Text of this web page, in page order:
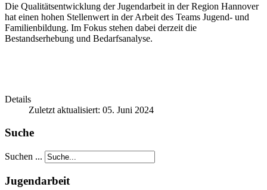
Die Qualitätsentwicklung der Jugendarbeit in der Region Hannover
hat einen hohen Stellenwert in der Arbeit des Teams Jugend- und
Familienbildung. Im Fokus stehen dabei derzeit die
Bestandserhebung und Bedarfsanalyse.
Details
Zuletzt aktualisiert: 05. Juni 2024
Suche
Suchen ...
Jugendarbeit